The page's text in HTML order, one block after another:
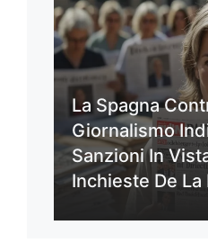
La Spagna
Giornalismo
Sanzioni In
Inchieste De La